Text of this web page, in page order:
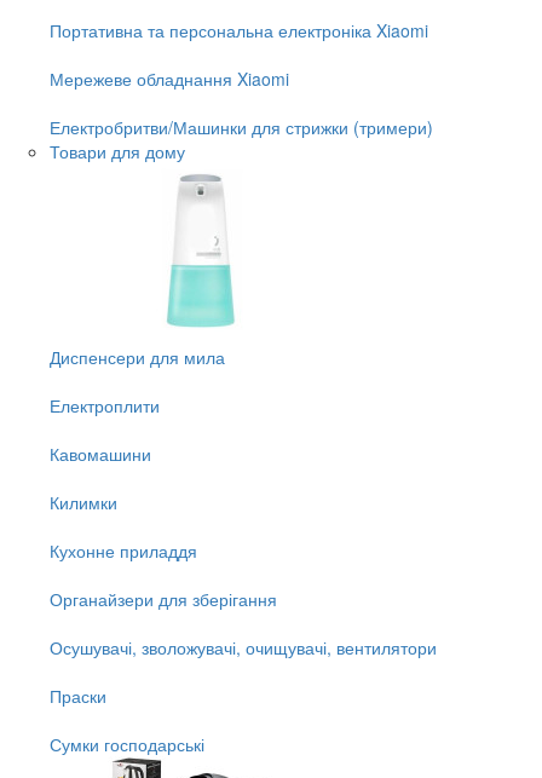
Портативна та персональна електроніка Xiaomi
Мережеве обладнання Xiaomi
Електробритви/Машинки для стрижки (тримери)
Товари для дому
Диспенсери для мила
Електроплити
Кавомашини
Килимки
Кухонне приладдя
Органайзери для зберігання
Осушувачі, зволожувачі, очищувачі, вентилятори
Праски
Сумки господарські